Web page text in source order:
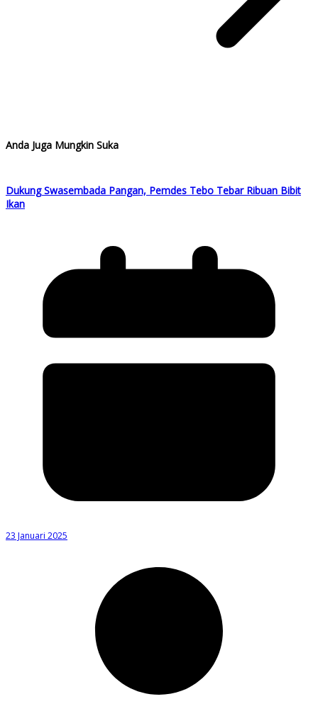
Anda Juga Mungkin Suka
Dukung Swasembada Pangan, Pemdes Tebo Tebar Ribuan Bibit
Ikan
23 Januari 2025